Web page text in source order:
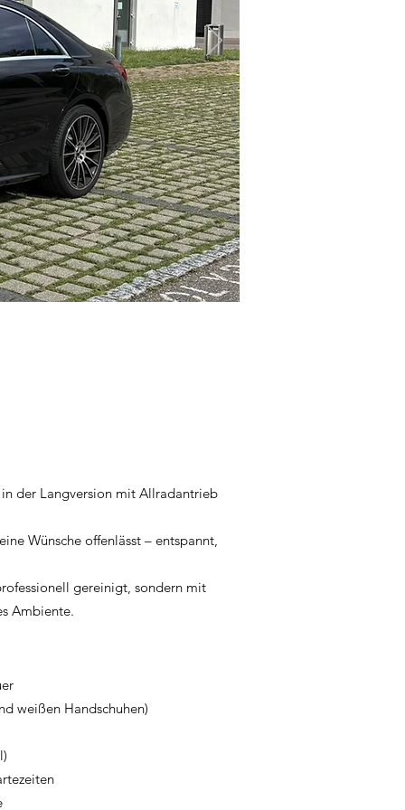
in der Langversion mit Allradantrieb
Wünsche offenlässt – entspannt,
gereinigt, sondern mit
Ambiente.
weißen Handschuhen)